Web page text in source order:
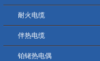
耐火电缆
伴热电缆
铂铑热电偶